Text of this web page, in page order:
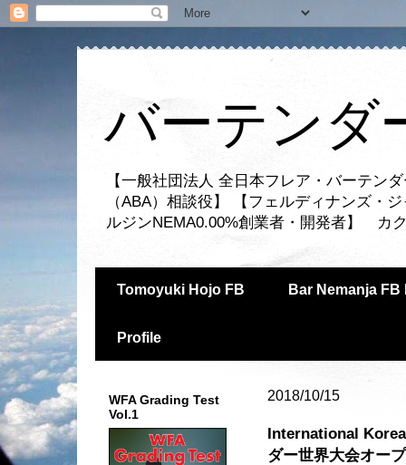
バーテンダ
【一般社団法人 全日本フレア・バーテン
（ABA）相談役】 【フェルディナンズ・
ルジンNEMA0.00%創業者・開発者】 カ
Tomoyuki Hojo FB Bar Nemanja FB
Profile
2018/10/15
International
ダー世界大会オー
WFA Grading Test
Vol.1